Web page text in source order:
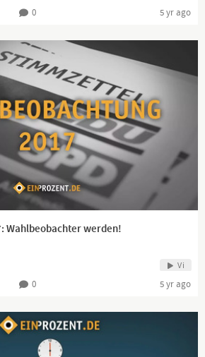
0 5 yr ago
Wahlbeobachter werden!
Vi
0 5 yr ago